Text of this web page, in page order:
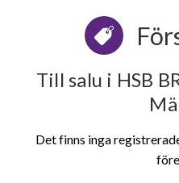
Till salu i HSB
Det finns inga